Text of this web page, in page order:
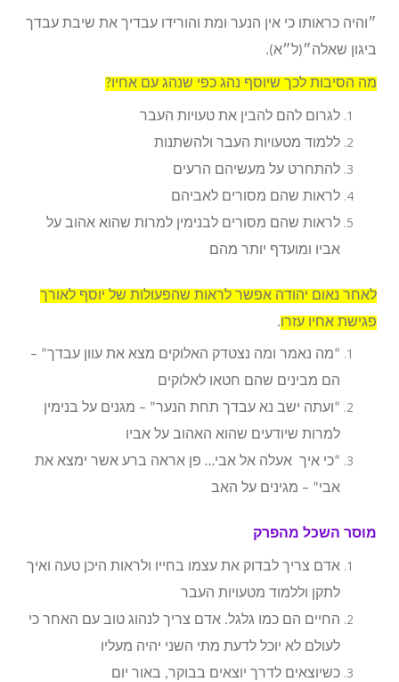
״והיה כראותו כי אין הנער ומת והורידו עבדיך את שיבת עבדך
ביגון שאלה״(ל״א).
מה הסיבות לכך שיוסף נהג כפי שנהג עם אחיו?
לגרום להם להבין את טעויות העבר
ללמוד מטעויות העבר ולהשתנות
להתחרט על מעשיהם הרעים
לראות שהם מסורים לאביהם
לראות שהם מסורים לבנימין למרות שהוא אהוב על
אביו ומועדף יותר מהם
לאחר נאום יהודה אפשר לראות שהפעולות של יוסף לאורך
פגישת אחיו עזרו.
“מה נאמר ומה נצטדק האלוקים מצא את עוון עבדך” –
הם מבינים שהם חטאו לאלוקים
“ועתה ישב נא עבדך תחת הנער” – מגנים על בנימין
למרות שיודעים שהוא האהוב על אביו
“כי איך אעלה אל אבי… פן אראה ברע אשר ימצא את
אבי” – מגינים על האב
מוסר השכל מהפרק
אדם צריך לבדוק את עצמו בחייו ולראות היכן טעה ואיך
לתקן וללמוד מטעויות העבר
החיים הם כמו גלגל. אדם צריך לנהוג טוב עם האחר כי
לעולם לא יוכל לדעת מתי השני יהיה מעליו
כשיוצאים לדרך יוצאים בבוקר, באור יום